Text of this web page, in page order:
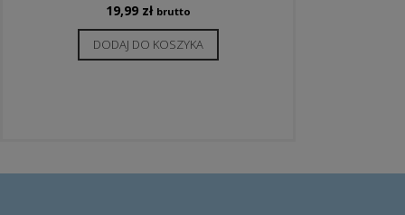
19,99 zł brutto
DODAJ DO KOSZYKA